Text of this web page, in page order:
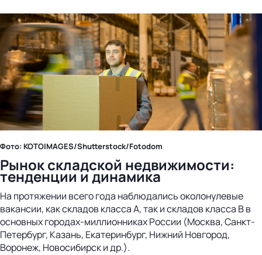
Фото: KOTOIMAGES/Shutterstock/Fotodom
Рынок складской недвижимости:
тенденции и динамика
На протяжении всего года наблюдались околонулевые
вакансии, как складов класса А, так и складов класса В в
основных городах-миллионниках России (Москва, Санкт-
Петербург, Казань, Екатеринбург, Нижний Новгород,
Воронеж, Новосибирск и др.).